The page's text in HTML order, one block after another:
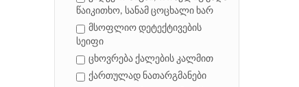
წაიკითხო, სანამ ცოცხალი ხარ
მსოფლიო დეტექტივების
სეიფი
ცხოვრება ქალების კალმით
ქართულად ნათარგმანები